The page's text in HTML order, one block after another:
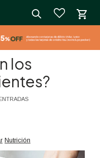
los
Nutrición